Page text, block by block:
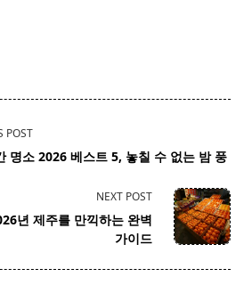
POST
명소 2026 베스트 5, 놓칠 수 없는 밤 풍
NEXT POST
년 제주를 만끽하는 완벽
가이드